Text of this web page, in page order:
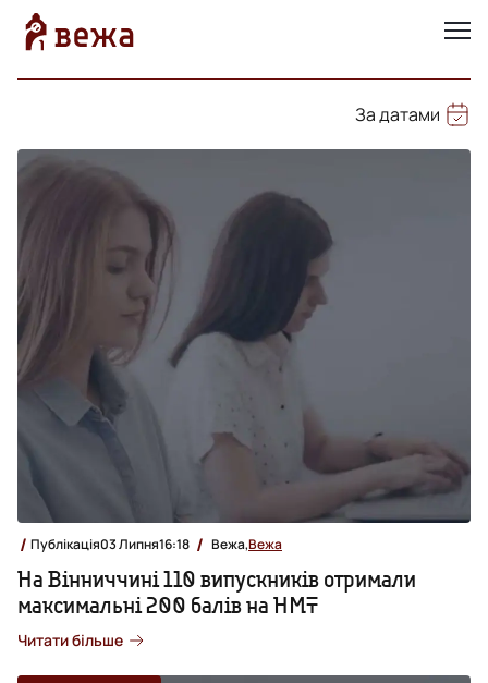
За датами
Публікація03 Липня16:18 Вежа,Вежа
На Вінниччині 110 випускників отримали
максимальні 200 балів на НМТ
Читати більше